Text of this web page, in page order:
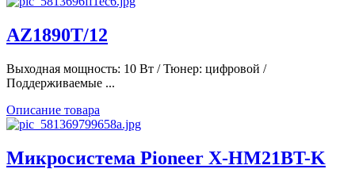
AZ1890T/12
Выходная мощность: 10 Вт / Тюнер: цифровой /
Поддерживаемые ...
Описание товара
Микросистема Pioneer X-HM21BT-K